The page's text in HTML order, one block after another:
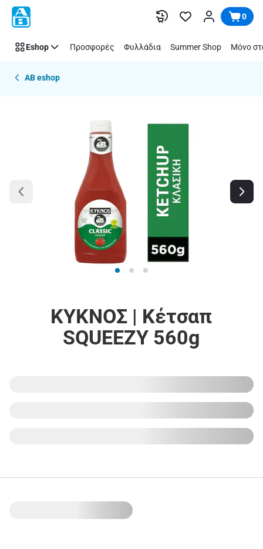
Παράλειψη 0
Eshop Προσφορές Φυλλάδια Summer Shop Μόνο
AB eshop
ΚΥΚΝΟΣ | Κέτσαπ
SQUEEZY 560g